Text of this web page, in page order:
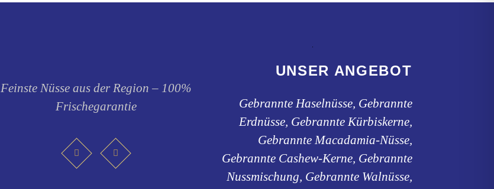
Feinste Nüsse aus der Region – 100%
Frischegarantie
UNSER ANGEBOT
Gebrannte Haselnüsse, Gebrannte
Erdnüsse, Gebrannte Kürbiskerne,
Gebrannte Macadamia-Nüsse,
Gebrannte Cashew-Kerne, Gebrannte
Nussmischung, Gebrannte Walnüsse,